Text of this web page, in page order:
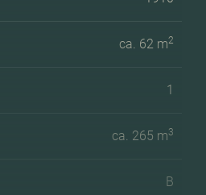
ca. 62 m2
1
ca. 265 m3
B